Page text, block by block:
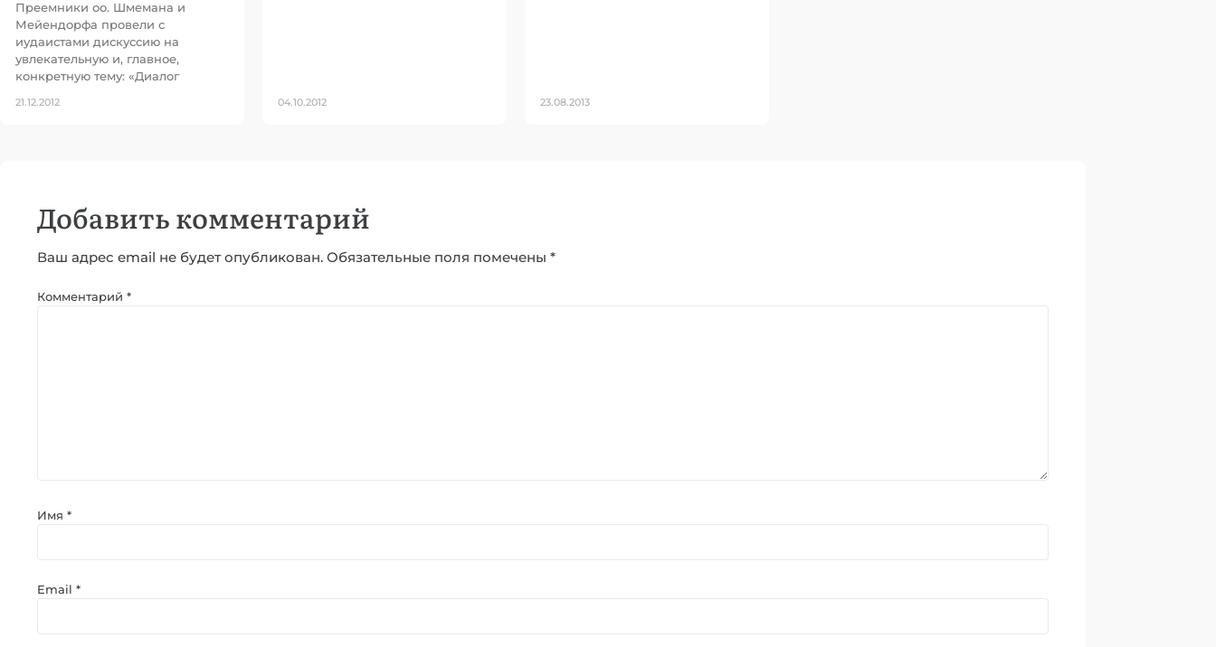
Преемники оо. Шмемана и
Мейендорфа провели с
иудаистами дискуссию на
увлекательную и, главное,
конкретную тему: «Диалог
21.12.2012 04.10.2012 23.08.2013
Добавить комментарий
Ваш адрес email не будет опубликован. Обязательные поля помечены *
Комментарий *
Имя *
Email *